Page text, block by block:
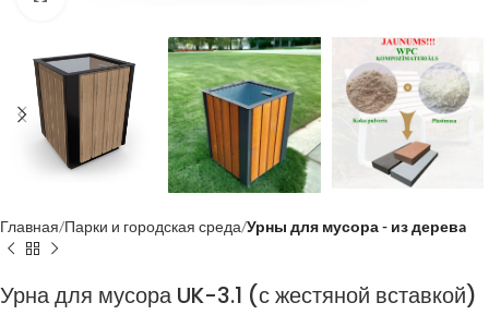
Главная Парки и городская среда Урны для мусора - из деревa
Урна для мусора UK-3.1 (с жестяной вставкой)